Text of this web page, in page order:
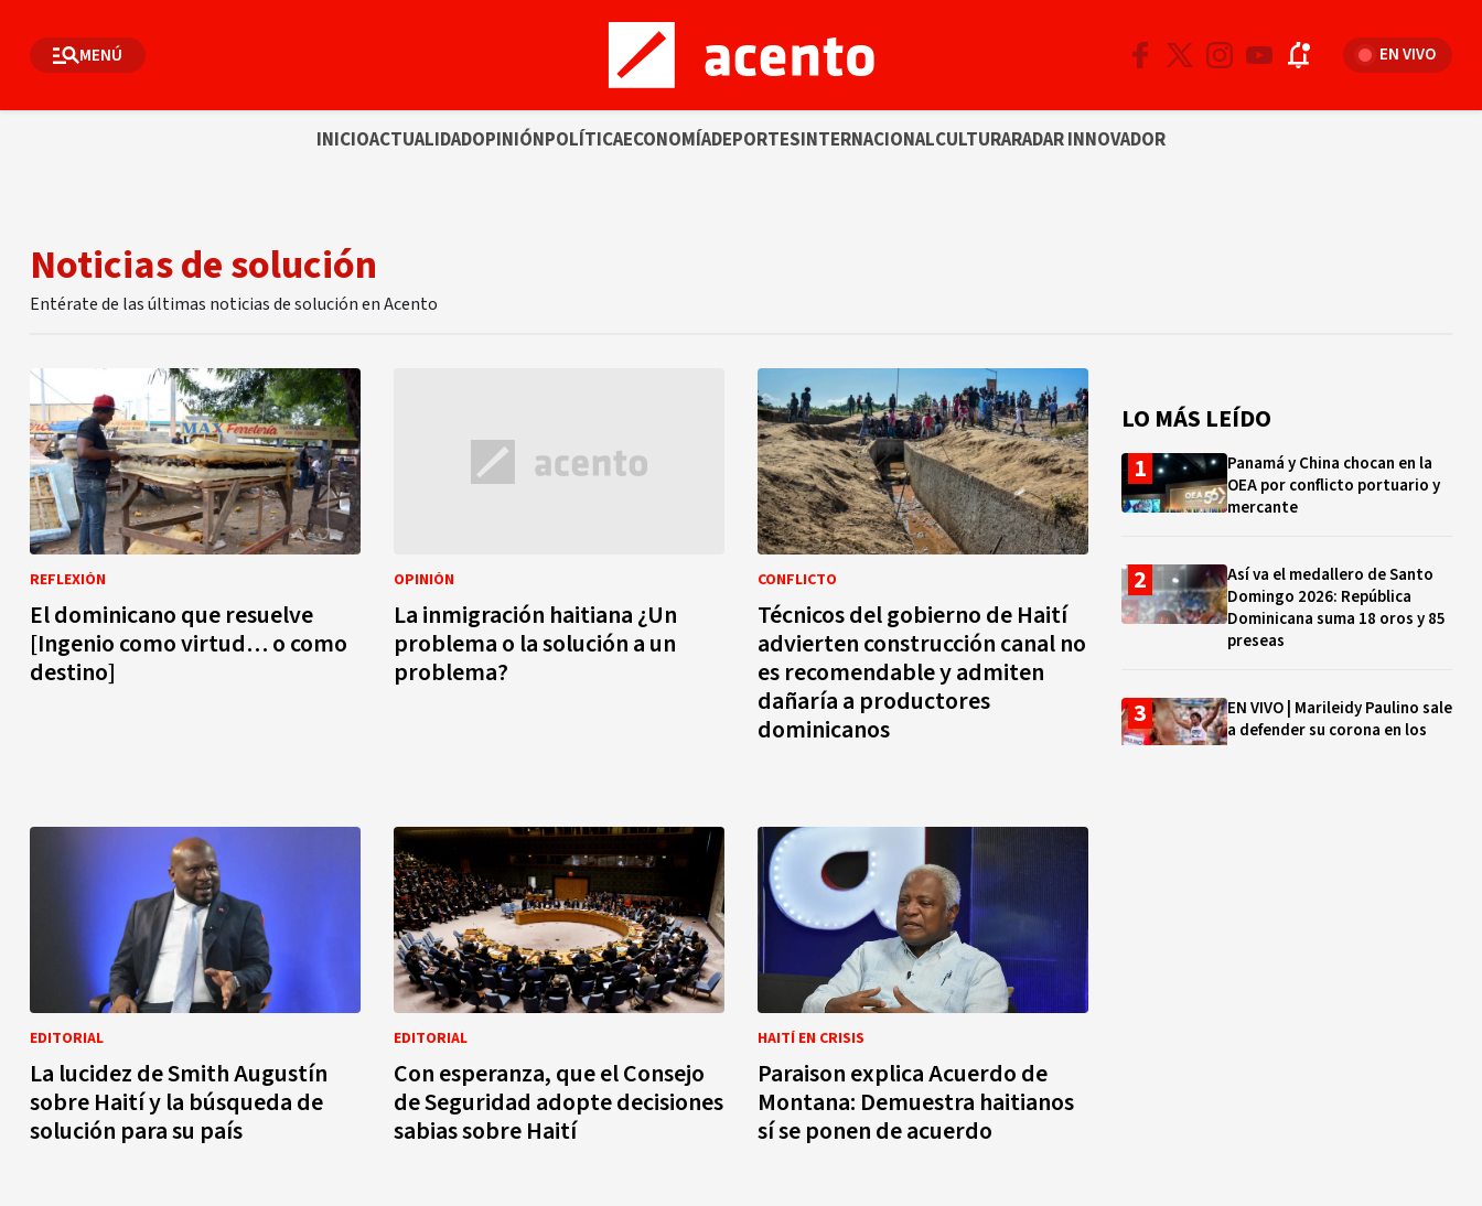
MENÚ EN VIVO
INICIOACTUALIDADOPINIÓNPOLÍTICAECONOMÍADEPORTESINTERNACIONALCULTURARADAR INNOVADOR
Noticias de solución
Entérate de las últimas noticias de solución en Acento
REFLEXIÓN
El dominicano que resuelve
[Ingenio como virtud… o como
destino]
OPINIÓN
La inmigración haitiana ¿Un
problema o la solución a un
problema?
CONFLICTO
Técnicos del gobierno de Haití
advierten construcción canal no
es recomendable y admiten
dañaría a productores
dominicanos
EDITORIAL
La lucidez de Smith Augustín
sobre Haití y la búsqueda de
solución para su país
EDITORIAL
Con esperanza, que el Consejo
de Seguridad adopte decisiones
sabias sobre Haití
HAITÍ EN CRISIS
Paraison explica Acuerdo de
Montana: Demuestra haitianos
sí se ponen de acuerdo
LO MÁS LEÍDO
Panamá y China chocan en la
OEA por conflicto portuario y
mercante
Así va el medallero de Santo
Domingo 2026: República
Dominicana suma 18 oros y 85
preseas
EN VIVO | Marileidy Paulino sale
a defender su corona en los